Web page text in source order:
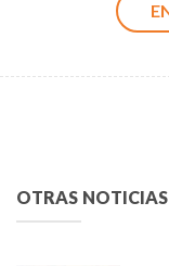
OTRAS NOTICIAS